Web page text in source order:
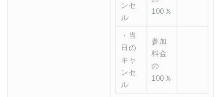
ンセ
ル
100％
・当
日の
キャ
ンセ
ル
参加
料金
の
100％